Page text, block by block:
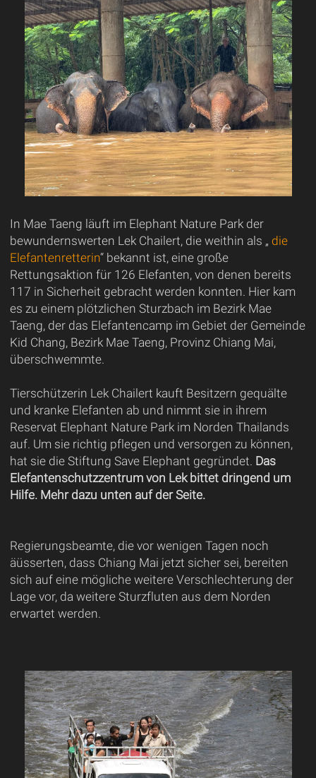
In Mae Taeng läuft im Elephant Nature Park der
bewundernswerten Lek Chailert, die weithin als „ die
Elefantenretterin“ bekannt ist, eine große
Rettungsaktion für 126 Elefanten, von denen bereits
117 in Sicherheit gebracht werden konnten. Hier kam
es zu einem plötzlichen Sturzbach im Bezirk Mae
Taeng, der das Elefantencamp im Gebiet der Gemeinde
Kid Chang, Bezirk Mae Taeng, Provinz Chiang Mai,
überschwemmte.
Tierschützerin Lek Chailert kauft Besitzern gequälte
und kranke Elefanten ab und nimmt sie in ihrem
Reservat Elephant Nature Park im Norden Thailands
auf. Um sie richtig pflegen und versorgen zu können,
hat sie die Stiftung Save Elephant gegründet. Das
Elefantenschutzzentrum von Lek bittet dringend um
Hilfe. Mehr dazu unten auf der Seite.
Regierungsbeamte, die vor wenigen Tagen noch
äüsserten, dass Chiang Mai jetzt sicher sei, bereiten
sich auf eine mögliche weitere Verschlechterung der
Lage vor, da weitere Sturzfluten aus dem Norden
erwartet werden.